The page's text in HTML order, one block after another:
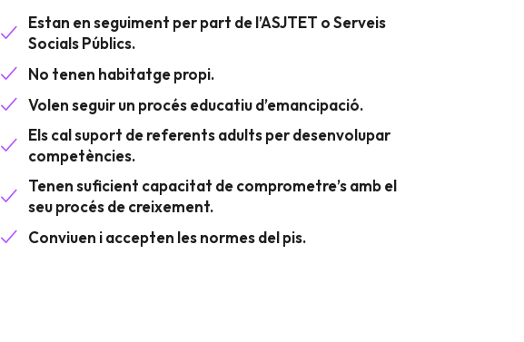
Estan en seguiment per part de l’ASJTET o Serveis
Socials Públics.
No tenen habitatge propi.
Volen seguir un procés educatiu d’emancipació.
Els cal suport de referents adults per desenvolupar
competències.
Tenen suficient capacitat de comprometre’s amb el
seu procés de creixement.
Conviuen i accepten les normes del pis.